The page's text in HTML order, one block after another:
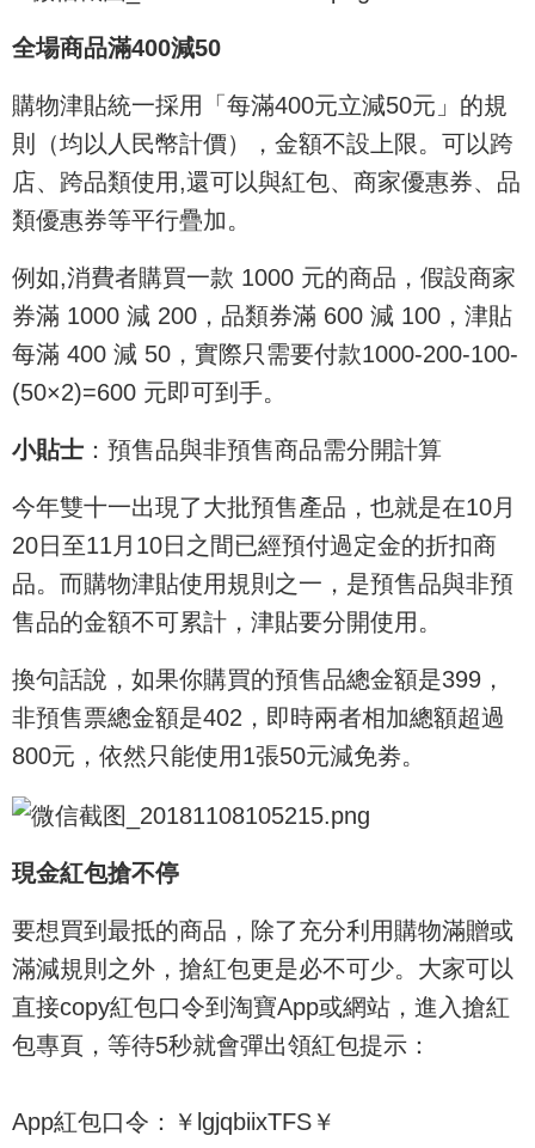
全場商品滿400減50
購物津貼統一採用「每滿400元立減50元」的規
則（均以人民幣計價），金額不設上限。可以跨
店、跨品類使用,還可以與紅包、商家優惠券、品
類優惠券等平行疊加。
例如,消費者購買一款 1000 元的商品，假設商家
券滿 1000 減 200，品類券滿 600 減 100，津貼
每滿 400 減 50，實際只需要付款1000-200-100-
(50×2)=600 元即可到手。
小貼士 ：預售品與非預售商品需分開計算
今年雙十一出現了大批預售產品，也就是在10月
20日至11月10日之間已經預付過定金的折扣商
品。而購物津貼使用規則之一，是預售品與非預
售品的金額不可累計，津貼要分開使用。
換句話說，如果你購買的預售品總金額是399，
非預售票總金額是402，即時兩者相加總額超過
800元，依然只能使用1張50元減免劵。
現金紅包搶不停
要想買到最抵的商品，除了充分利用購物滿贈或
滿減規則之外，搶紅包更是必不可少。大家可以
直接copy紅包口令到淘寶App或網站，進入搶紅
包專頁，等待5秒就會彈出領紅包提示：
App紅包口令：￥lgjqbiixTFS￥